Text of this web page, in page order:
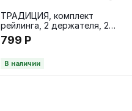
ТРАДИЦИЯ, комплект
рейлинга, 2 держателя, 2
заглушки, 100 см, черный
799 Р
В наличии